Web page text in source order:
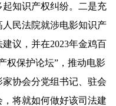
知识产权纠纷。二是充
民法院就涉电影知识产
议，并在2023年金鸡百
权保护论坛”，推动电影
协会分党组书记、驻会
将就如何做好该司法建